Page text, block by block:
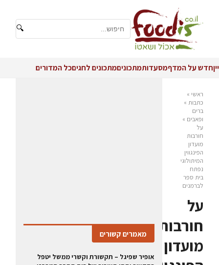
🔍
ייןחדש על המדףמסעדותמתכוניםמתכונים לחגיםכל המדורים
ראשי »
כתבות »
ברים
ופאבים »
על
חורבות
מועדון
הפינגווין
המיתולוגי
נפתח
בית ספר
לברמנים
על
חורבות
מועדון
מאמרים קשורים
אופיר שפיגל – תקשורת וקשרי ממשל יטפל